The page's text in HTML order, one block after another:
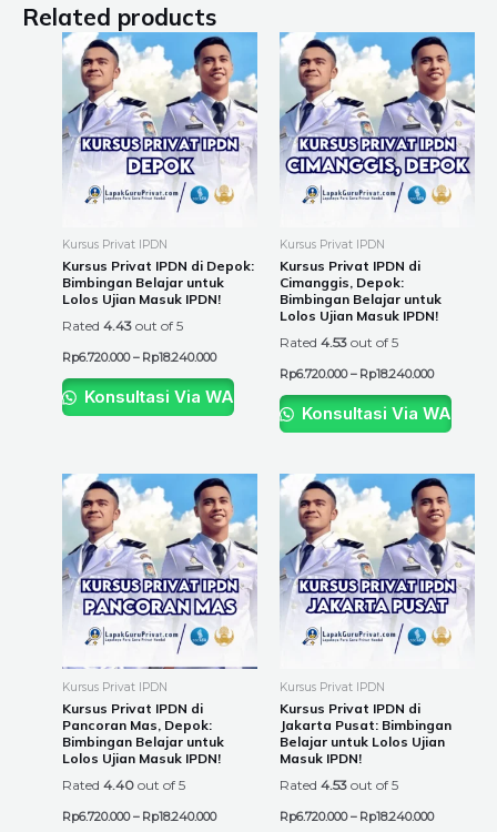
Related products
Kursus Privat IPDN
Kursus Privat IPDN di Depok:
Bimbingan Belajar untuk
Lolos Ujian Masuk IPDN!
Rated 4.43 out of 5
Rp6.720.000 – Rp18.240.000
Price
range:
Rp6.720.000
through
Rp18.240.000
This
product
has
multiple
variants.
The
options
chosen
on
page
Konsultasi Via WA
Kursus Privat IPDN
Kursus Privat IPDN di
Cimanggis, Depok:
Bimbingan Belajar untuk
Lolos Ujian Masuk IPDN!
Rated 4.53 out of 5
Rp6.720.000 – Rp18.240.000
Price
range:
through
This
product
has
multiple
variants.
The
options
the
Konsultasi Via WA
Kursus Privat IPDN
Kursus Privat IPDN di
Pancoran Mas, Depok:
Bimbingan Belajar untuk
Lolos Ujian Masuk IPDN!
Rated 4.40 out of 5
Rp6.720.000 – Rp18.240.000
Price
range:
Rp6.720.000
through
Rp18.240.000
This
product
has
multiple
variants.
The
options
the
Kursus Privat IPDN
Kursus Privat IPDN di
Jakarta Pusat: Bimbingan
Belajar untuk Lolos Ujian
Masuk IPDN!
Rated 4.53 out of 5
Rp6.720.000 – Rp18.240.000
Price
range:
through
This
product
has
multiple
variants.
The
options
on